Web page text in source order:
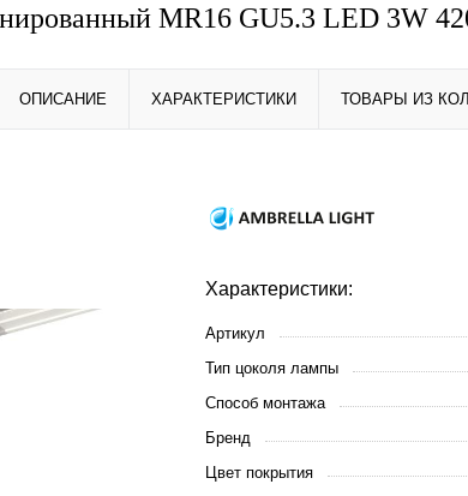
MR16 GU5.3 LED 3W
ОПИСАНИЕ ХАРАКТЕРИСТИКИ ТОВАРЫ ИЗ
Характеристики:
Артикул
Тип цоколя лампы
Способ монтажа
Бренд
Цвет покрытия